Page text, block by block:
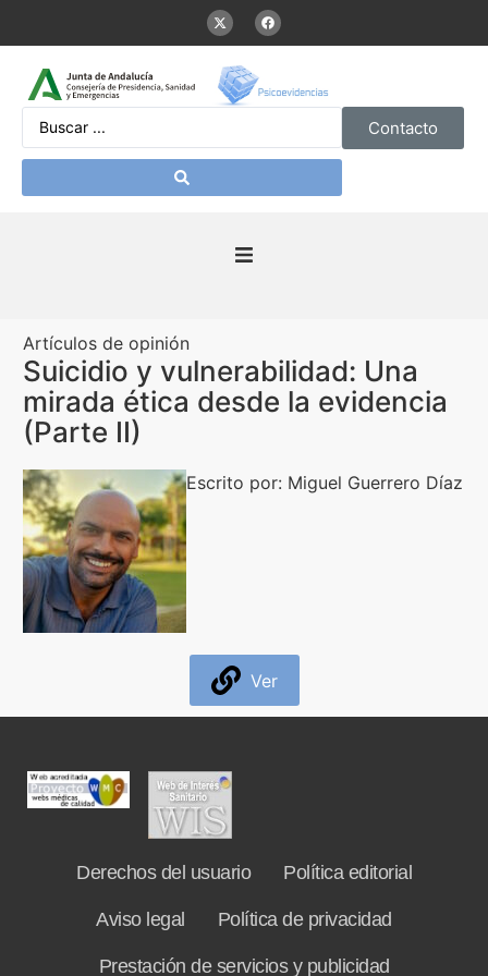
Contacto
Presentación
De interés
Contenidos Psicoevidencias
Formación
Boletín
Artículos de opinión
Suicidio y vulnerabilidad: Una
mirada ética desde la evidencia
(Parte II)
Escrito por: Miguel Guerrero Díaz
Ver
Derechos del usuario Política editorial
Aviso legal Política de privacidad
Prestación de servicios y publicidad